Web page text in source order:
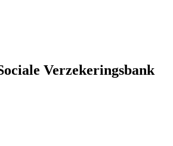
Verzekeringsbank